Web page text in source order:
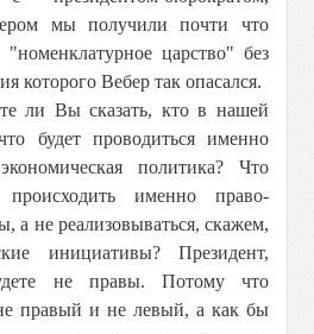
мы получили почти что
"номенклатурное царство" без
которого Вебер так опасался.
ли Вы сказать, кто в нашей
будет проводиться именно
политика? Что
именно право-
а не реализовываться, скажем,
инициативы? Президент,
не правы. Потому что
правый и не левый, а как бы